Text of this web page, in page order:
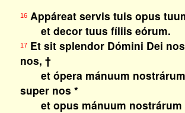
16Appáreat servis tuis opus
et decor tuus fíliis eórum.
17Et sit splendor Dómini Dei
nos, †
et ópera mánuum
super nos *
et opus mánuum nostrárum